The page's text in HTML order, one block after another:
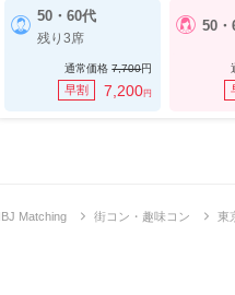
50・60代
残り3席
通常価格7,700円
早割 7,200円
50・
IBJ Matching 街コン・趣味コン 東